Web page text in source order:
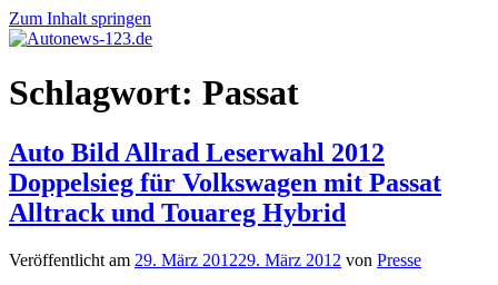
Zum Inhalt springen
Autonews-
123.de
Autonews
mit
Schlagwort: Passat
Auto Bild Allrad Leserwahl 2012
Doppelsieg für Volkswagen mit Passat
Alltrack und Touareg Hybrid
Veröffentlicht am 29. März 201229. März 2012 von Presse